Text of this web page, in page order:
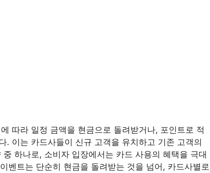
따라 일정 금액을 현금으로 돌려받거나, 포인트로 적
. 이는 카드사들이 신규 고객을 유치하고 기존 고객의
하나로, 소비자 입장에서는 카드 사용의 혜택을 극대
벤트는 단순히 현금을 돌려받는 것을 넘어, 카드사별로